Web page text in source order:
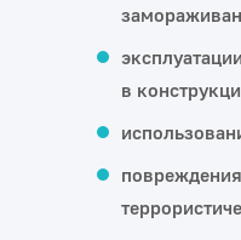
в